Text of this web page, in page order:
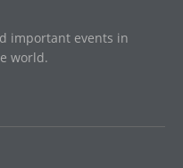
important events in
world.